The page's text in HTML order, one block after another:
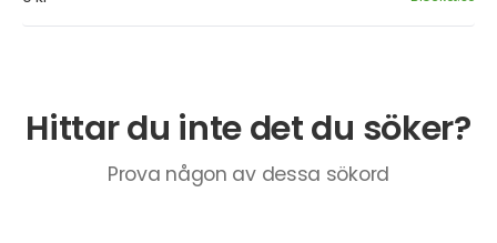
Hittar du inte det du söker?
Prova någon av dessa sökord